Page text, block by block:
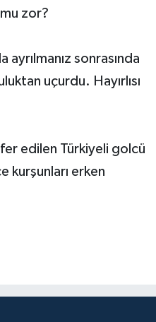
zor?
sonrasında
uçurdu. Hayırlısı
edilen Türkiyeli golcü
kurşunları erken